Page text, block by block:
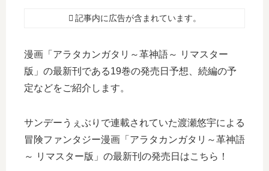
記事内に広告が含まれています。
漫画「アラタカンガタリ～革神語～ リマスター
版」の最新刊である19巻の発売日予想、続編の予
定などをご紹介します。
サンデーうぇぶりで連載されていた渡瀬悠宇による
冒険ファンタジー漫画「アラタカンガタリ～革神語
～ リマスター版」の最新刊の発売日はこちら！